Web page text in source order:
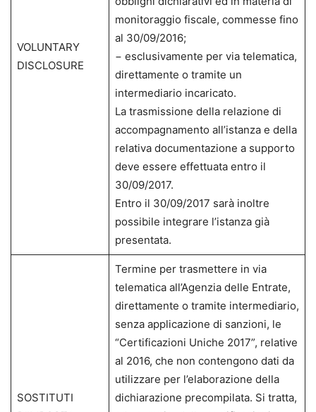
VOLUNTARY
DISCLOSURE
monitoraggio fiscale, commesse fino
al 30/09/2016;
− esclusivamente per via telematica,
direttamente o tramite un
intermediario incaricato.
La trasmissione della relazione di
accompagnamento all’istanza e della
relativa documentazione a supporto
deve essere effettuata entro il
30/09/2017.
Entro il 30/09/2017 sarà inoltre
possibile integrare l’istanza già
presentata.
SOSTITUTI
Termine per trasmettere in via
telematica all’Agenzia delle Entrate,
direttamente o tramite intermediario,
senza applicazione di sanzioni, le
“Certificazioni Uniche 2017”, relative
al 2016, che non contengono dati da
utilizzare per l’elaborazione della
dichiarazione precompilata. Si tratta,